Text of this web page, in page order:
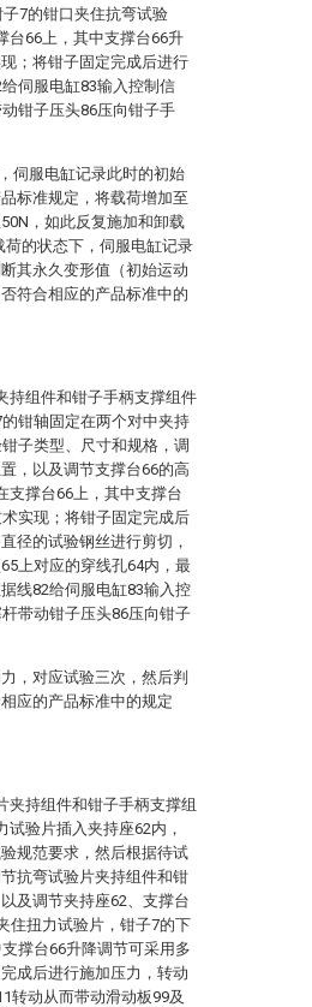
7的钳口夹住抗弯试验
台66上，其中支撑台66升
；将钳子固定完成后进行
伺服电缸83输入控制信
钳子压头86压向钳子手
伺服电缸记录此时的初始
标准规定，将载荷增加至
，如此反复施加和卸载
荷的状态下，伺服电缸记录
其永久变形值（初始运动
符合相应的产品标准中的
持组件和钳子手柄支撑组件
钳轴固定在两个对中夹持
子类型、尺寸和规格，调
，以及调节支撑台66的高
支撑台66上，其中支撑台
实现；将钳子固定完成后
径的试验钢丝进行剪切，
上对应的穿线孔64内，最
线82给伺服电缸83输入控
带动钳子压头86压向钳子
，对应试验三次，然后判
应的产品标准中的规定
夹持组件和钳子手柄支撑组
验片插入夹持座62内，
规范要求，然后根据待试
抗弯试验片夹持组件和钳
及调节夹持座62、支撑台
住扭力试验片，钳子7的下
撑台66升降调节可采用多
成后进行施加压力，转动
转动从而带动滑动板99及